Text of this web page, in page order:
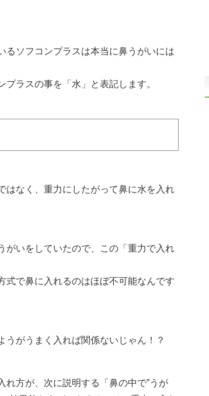
るソフコンプラスは本当に鼻うがいには
ラスの事を「水」と表記します。
はなく、重力にしたがって鼻に水を入れ
がいをしていたので、この「重力で入れ
式で鼻に入れるのはほぼ不可能なんです
うがうまく入れば関係ないじゃん！？
れ方が、次に説明する「鼻の中で”うが